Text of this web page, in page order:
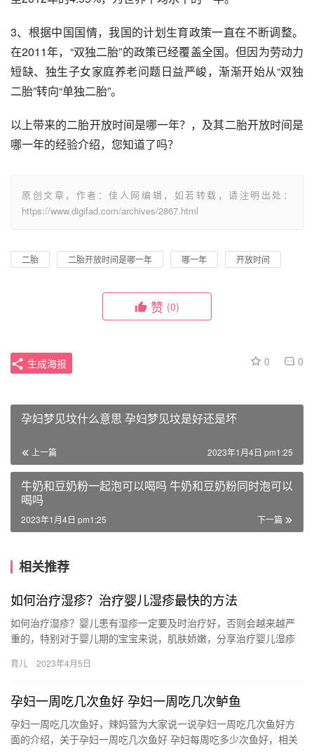
3、根据中国国情，我国的计划生育政策一直在不断调整。
在2011年，“双独二胎”的政策已经覆盖全国。但因为劳动力
短缺、独生子女家庭养老问题日益严峻，渐渐开始从“双独
二胎”转向“单独二胎”。
以上带来的二胎开放时间是哪一年？，及其二胎开放时间是
哪一年的经验介绍，您知道了吗？
原创文章，作者：佳人网编辑，如若转载，请注明出处：
https://www.digifad.com/archives/2867.html
二胎 二胎开放时间是哪一年 哪一年 开放时间
赞 (0)
0 0
生成海报
孕妇梦见坟什么意思 孕妇梦见坟是好还是坏
上一篇 2023年1月4日 pm1:25
牛奶和豆奶粉一起泡可以喝吗 牛奶和豆奶粉同时泡可以
喝吗
下一篇
2023年1月4日 pm1:25
相关推荐
如何治疗湿疹？治疗婴儿湿疹最快的方法
如何治疗湿疹？婴儿患有湿疹一定要及时治疗好，否则会越来越严
重的，特别对于婴儿期的宝宝来说，肌肤娇嫩，分享治疗婴儿湿疹
症…
育儿 2023年4月5日
孕妇一周吃几次鱼好 孕妇一周吃几次鲈鱼
孕妇一周吃几次鱼好，辣妈营为大家说一说孕妇一周吃几次鱼好方
面的介绍，关于孕妇一周吃几次鱼好 孕妇每周吃多少次鱼好，相关